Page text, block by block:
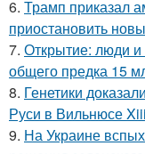
6. Трамп приказал
приостановить
7. Открытие: люди и
общего предка 15
8. Генетики
Руси в Вильнюсе
9. На Украине